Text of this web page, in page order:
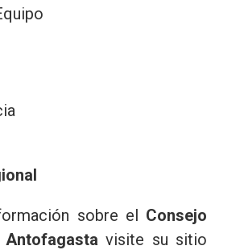
sobre el Consejo
visite su sitio